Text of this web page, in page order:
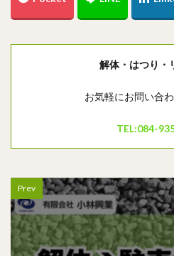
解体・はつり・
お気軽にお問い合
TEL:084-
Prev